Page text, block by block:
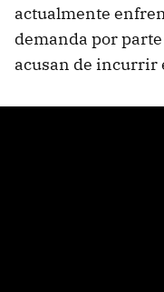
actualmente
demanda por
acusan de incurrir